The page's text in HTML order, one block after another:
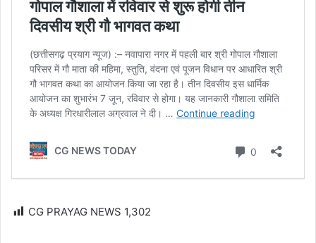
CG PRAYAG NEWS 1,302